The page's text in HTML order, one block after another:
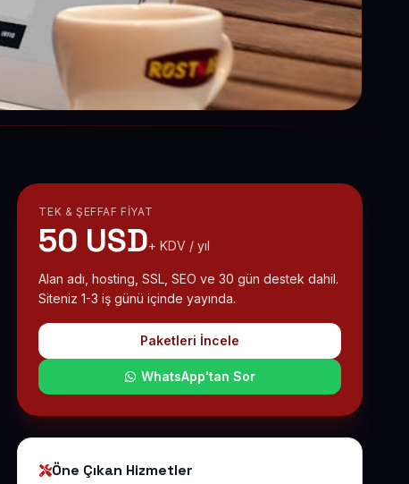
TEK & ŞEFFAF FIYAT
50 USD+ KDV / yıl
Alan adı, hosting, SSL, SEO ve 30 gün destek dahil.
Siteniz 1-3 iş günü içinde yayında.
Paketleri İncele
WhatsApp'tan Sor
Öne Çıkan Hizmetler